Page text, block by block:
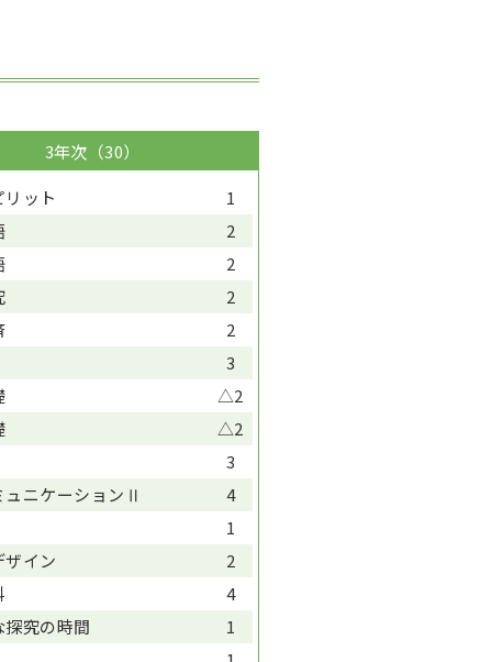
3年次（30）
ット
1
2
2
2
2
3
△2
△2
3
ュニケーションⅡ
4
1
ザイン
2
4
究の時間
1